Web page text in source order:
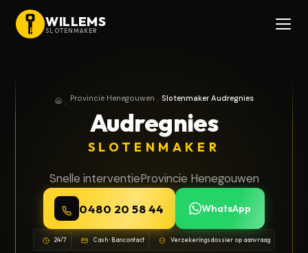
WILLEMS
SLOTENMAKER
HomeProvincie Henegouwen
Provincie Henegouwen Slotenmaker Audregnies
Audregnies
SLOTENMAKER
Snelle interventieProvincie Henegouwen
0480 20 58 44 WhatsApp
24/7 Cash · Bancontact Verzekeringsdossier op aanvraag